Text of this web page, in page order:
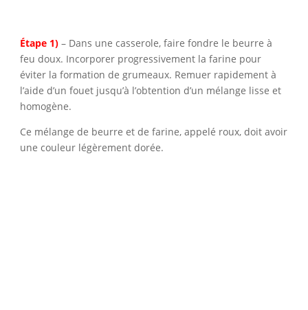
Étape 1)– Dans une casserole, faire fondre le beurre à
feu doux. Incorporer progressivement la farine pour
éviter la formation de grumeaux. Remuer rapidement à
l’aide d’un fouet jusqu’à l’obtention d’un mélange lisse et
homogène.
Ce mélange de beurre et de farine, appelé roux, doit avoir
une couleur légèrement dorée.